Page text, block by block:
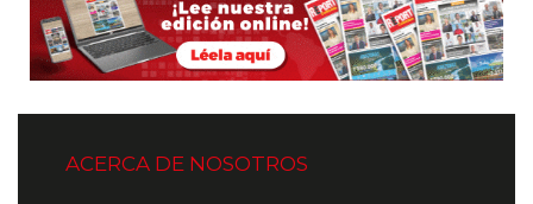
ACERCA DE NOSOTROS